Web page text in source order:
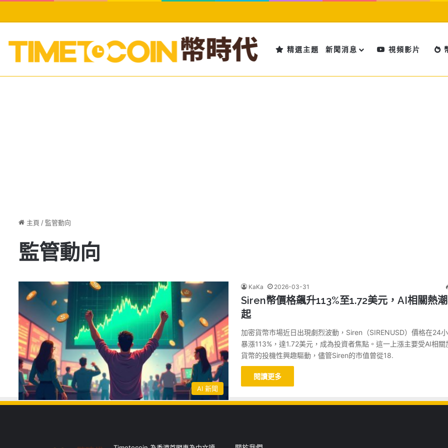
精選主題 新聞消息 視頻影片
主頁 / 監管動向
監管動向
AI 新聞
KaKa 2026-03-31
Siren幣價格飆升113%至1.72美元，AI相關熱
起
加密貨幣市場近日出現劇烈波動，Siren（SIRENUSD）價格在24
暴漲113%，達1.72美元，成為投資者焦點。這一上漲主要受AI相關
貨幣的投機性興趣驅動，儘管Siren的市值曾從18.
閱讀更多